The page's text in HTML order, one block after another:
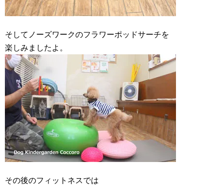
そしてノーズワークのフラワーポッドサーチを
楽しみましたよ。
その後のフィットネスでは